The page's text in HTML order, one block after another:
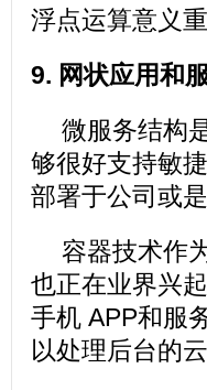
浮点运算意义重
9. 网状应用和
微服务结构
够很好支持敏
部署于公司或
容器技术作
也正在业界兴
手机 APP和服
以处理后台的